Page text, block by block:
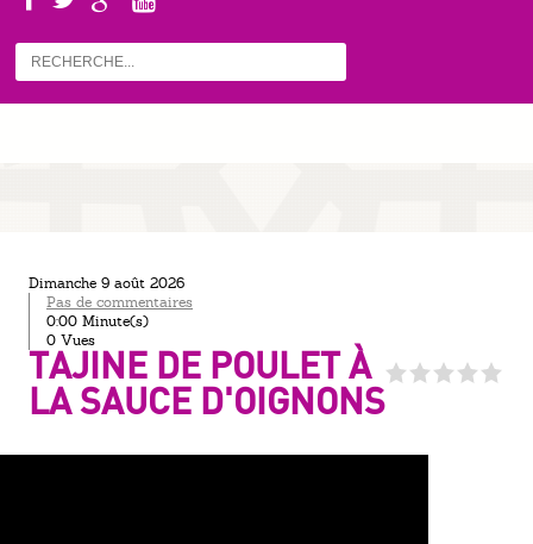
dimanche 9 août 2026
Pas de commentaires
0:00 Minute(s)
0 Vues
TAJINE DE POULET À
LA SAUCE D'OIGNONS